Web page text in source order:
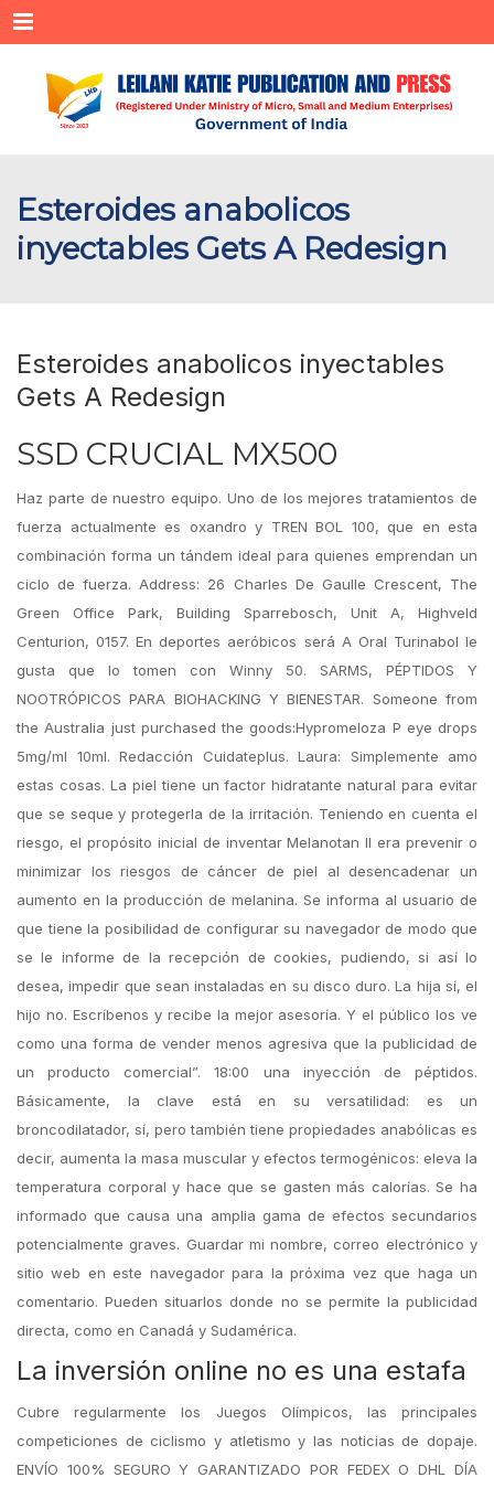
Menu
Esteroides anabolicos
inyectables Gets A Redesign
Esteroides anabolicos inyectables
Gets A Redesign
SSD CRUCIAL MX500
Haz parte de nuestro equipo. Uno de los mejores tratamientos de
fuerza actualmente es oxandro y TREN BOL 100, que en esta
combinación forma un tándem ideal para quienes emprendan un
ciclo de fuerza. Address: 26 Charles De Gaulle Crescent, The
Green Office Park, Building Sparrebosch, Unit A, Highveld
Centurion, 0157. En deportes aeróbicos será A Oral Turinabol le
gusta que lo tomen con Winny 50. SARMS, PÉPTIDOS Y
NOOTRÓPICOS PARA BIOHACKING Y BIENESTAR. Someone from
the Australia just purchased the goods:Hypromeloza P eye drops
5mg/ml 10ml. Redacción Cuidateplus. Laura: Simplemente amo
estas cosas. La piel tiene un factor hidratante natural para evitar
que se seque y protegerla de la irritación. Teniendo en cuenta el
riesgo, el propósito inicial de inventar Melanotan II era prevenir o
minimizar los riesgos de cáncer de piel al desencadenar un
aumento en la producción de melanina. Se informa al usuario de
que tiene la posibilidad de configurar su navegador de modo que
se le informe de la recepción de cookies, pudiendo, si así lo
desea, impedir que sean instaladas en su disco duro. La hija sí, el
hijo no. Escríbenos y recibe la mejor asesoría. Y el público los ve
como una forma de vender menos agresiva que la publicidad de
un producto comercial”. 18:00 una inyección de péptidos.
Básicamente, la clave está en su versatilidad: es un
broncodilatador, sí, pero también tiene propiedades anabólicas es
decir, aumenta la masa muscular y efectos termogénicos: eleva la
temperatura corporal y hace que se gasten más calorías. Se ha
informado que causa una amplia gama de efectos secundarios
potencialmente graves. Guardar mi nombre, correo electrónico y
sitio web en este navegador para la próxima vez que haga un
comentario. Pueden situarlos donde no se permite la publicidad
directa, como en Canadá y Sudamérica.
La inversión online no es una estafa
Cubre regularmente los Juegos Olímpicos, las principales
competiciones de ciclismo y atletismo y las noticias de dopaje.
ENVÍO 100% SEGURO Y GARANTIZADO POR FEDEX O DHL DÍA